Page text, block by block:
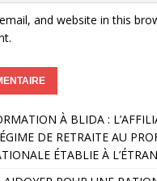
and website in this
À BLIDA :
DE RETRAITE AU
ÉTABLIE À